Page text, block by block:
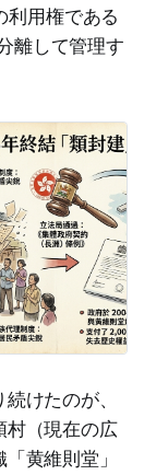
用権である
離して管理す
けたのが、
村（現在の広
黄維則堂」